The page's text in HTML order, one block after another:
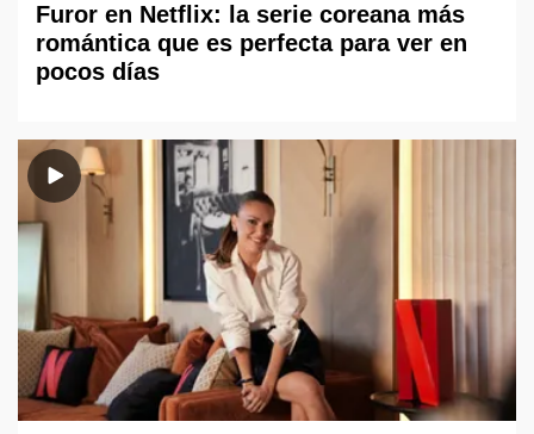
Furor en Netflix: la serie coreana más
romántica que es perfecta para ver en
pocos días